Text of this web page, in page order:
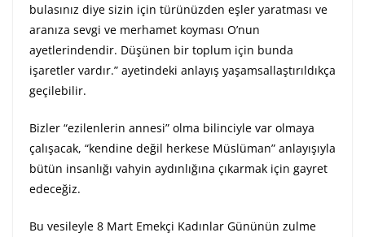
bulasınız diye sizin için türünüzden eşler yaratması ve
aranıza sevgi ve merhamet koyması O’nun
ayetlerindendir. Düşünen bir toplum için bunda
işaretler vardır.” ayetindeki anlayış yaşamsallaştırıldıkça
geçilebilir.
Bizler “ezilenlerin annesi” olma bilinciyle var olmaya
çalışacak, “kendine değil herkese Müslüman” anlayışıyla
bütün insanlığı vahyin aydınlığına çıkarmak için gayret
edeceğiz.
Bu vesileyle 8 Mart Emekçi Kadınlar Gününün zulme